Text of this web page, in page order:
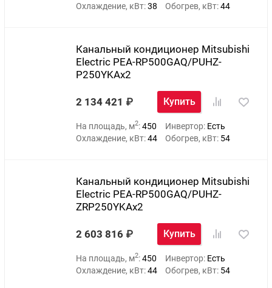
Охлаждение, кВт:38 Обогрев, кВт:44
Канальный кондиционер Mitsubishi
Electric PEA-RP500GAQ/PUHZ-
P250YKAх2
2 134 421 Купить
На площадь, м2:450 Инвертор: Есть
Охлаждение, кВт:44 Обогрев, кВт: 54
Канальный кондиционер Mitsubishi
Electric PEA-RP500GAQ/PUHZ-
ZRP250YKAх2
2 603 816 Купить
На площадь, м2:450 Инвертор: Есть
Охлаждение, кВт:44 Обогрев, кВт: 54